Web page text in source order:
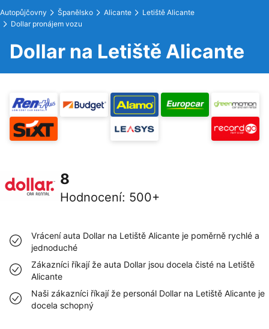
Autopůjčovny Španělsko Alicante
Letiště Alicante
Dollar pronájem vozu
Dollar na Letiště Alicante
8
Hodnocení: 500+
Vrácení auta Dollar na Letiště Alicante je poměrně rychlé a
jednoduché
Zákazníci říkají že auta Dollar jsou docela čisté na Letiště
Alicante
Naši zákazníci říkají že personál Dollar na Letiště Alicante je
docela schopný